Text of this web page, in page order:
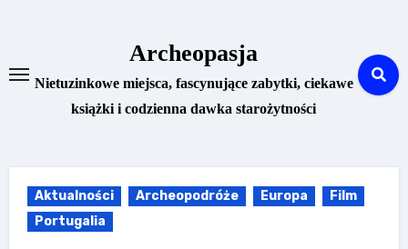
Archeopasja
Nietuzinkowe miejsca, fascynujące zabytki, ciekawe
książki i codzienna dawka starożytności
Aktualności Archeopodróże Europa
Film
Portugalia